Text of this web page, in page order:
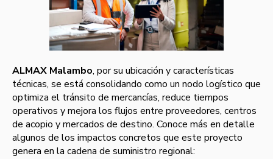
ALMAX Malambo, por su ubicación y características
técnicas, se está consolidando como un nodo logístico que
optimiza el tránsito de mercancías, reduce tiempos
operativos y mejora los flujos entre proveedores, centros
de acopio y mercados de destino. Conoce más en detalle
algunos de los impactos concretos que este proyecto
genera en la cadena de suministro regional: